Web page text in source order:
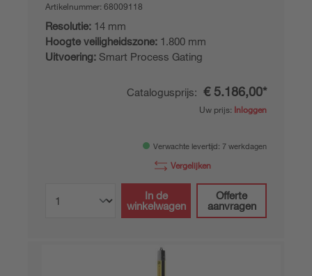
Artikelnummer: 68009118
Resolutie: 14 mm
Hoogte veiligheidszone: 1.800 mm
Uitvoering: Smart Process Gating
Catalogusprijs: € 5.186,00*
Uw prijs: Inloggen
Verwachte levertijd: 7 werkdagen
Vergelijken
In de
winkelwagen
Offerte
aanvragen